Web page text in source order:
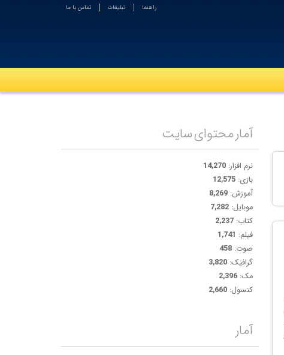
راهنما تبلیغات تماس با ما
آمار محتوای سایت
نرم افزار: 14,270
بازی: 12,575
آموزش: 8,269
موبایل: 7,282
کتاب: 2,237
فیلم: 1,741
صوت: 458
گرافیک: 3,820
مک: 2,396
کنسول: 2,660
آمار